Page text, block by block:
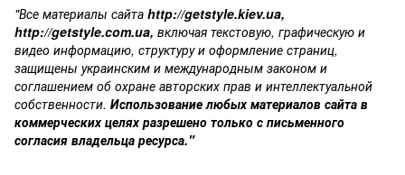
"Все материалы сайта http://getstyle.kiev.ua,
http://getstyle.com.ua, включая текстовую, графическую и
видео информацию, структуру и оформление страниц,
защищены украинским и международным законом и
соглашением об охране авторских прав и интеллектуальной
собственности. Использование любых материалов сайта в
коммерческих целях разрешено только с письменного
согласия владельца ресурса."